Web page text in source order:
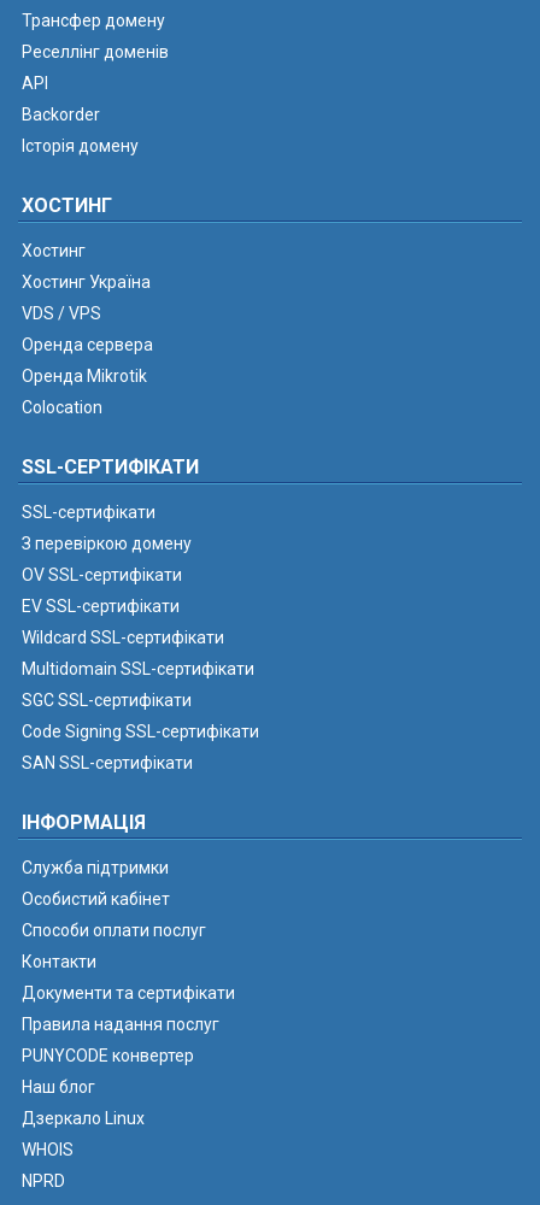
Трансфер домену
Реселлінг доменів
API
Backorder
Історія домену
ХОСТИНГ
Хостинг
Хостинг Україна
VDS / VPS
Оренда сервера
Оренда Mikrotik
Colocation
SSL-СЕРТИФІКАТИ
SSL-сертифікати
З перевіркою домену
OV SSL-сертифікати
EV SSL-сертифікати
Wildcard SSL-сертифікати
Multidomain SSL-сертифікати
SGC SSL-сертифікати
Code Signing SSL-сертифікати
SAN SSL-сертифікати
ІНФОРМАЦІЯ
Служба підтримки
Особистий кабінет
Способи оплати послуг
Контакти
Документи та сертифікати
Правила надання послуг
PUNYCODE конвертер
Наш блог
Дзеркало Linux
WHOIS
NPRD